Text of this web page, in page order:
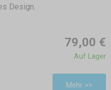
Design.
79,00 €
Auf Lager
Mehr >>